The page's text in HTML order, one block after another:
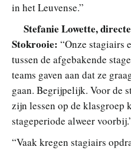
in het Leuvense.”
Stefanie Lowette,
Stokrooie: “Onze stagiairs
tussen de afgebakende
teams gaven aan dat ze
gaan. Begrijpelijk. Voor de
zijn lessen op de klasgroep
stageperiode alweer
“Vaak kregen stagiairs